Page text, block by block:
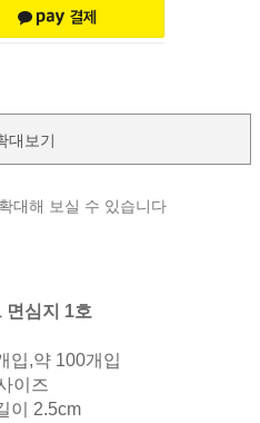
대보기
대해 보실 수 있습니다
면심지 1호
입,약 100개입
이즈
이 2.5cm